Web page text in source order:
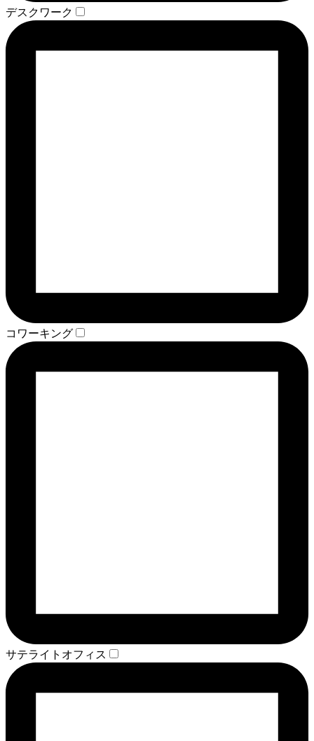
デスクワーク
コワーキング
サテライトオフィス